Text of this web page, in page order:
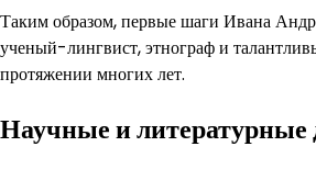
Таким образом, первые шаги Ивана
ученый-лингвист, этнограф и
протяжении многих лет.
Научные и литературные